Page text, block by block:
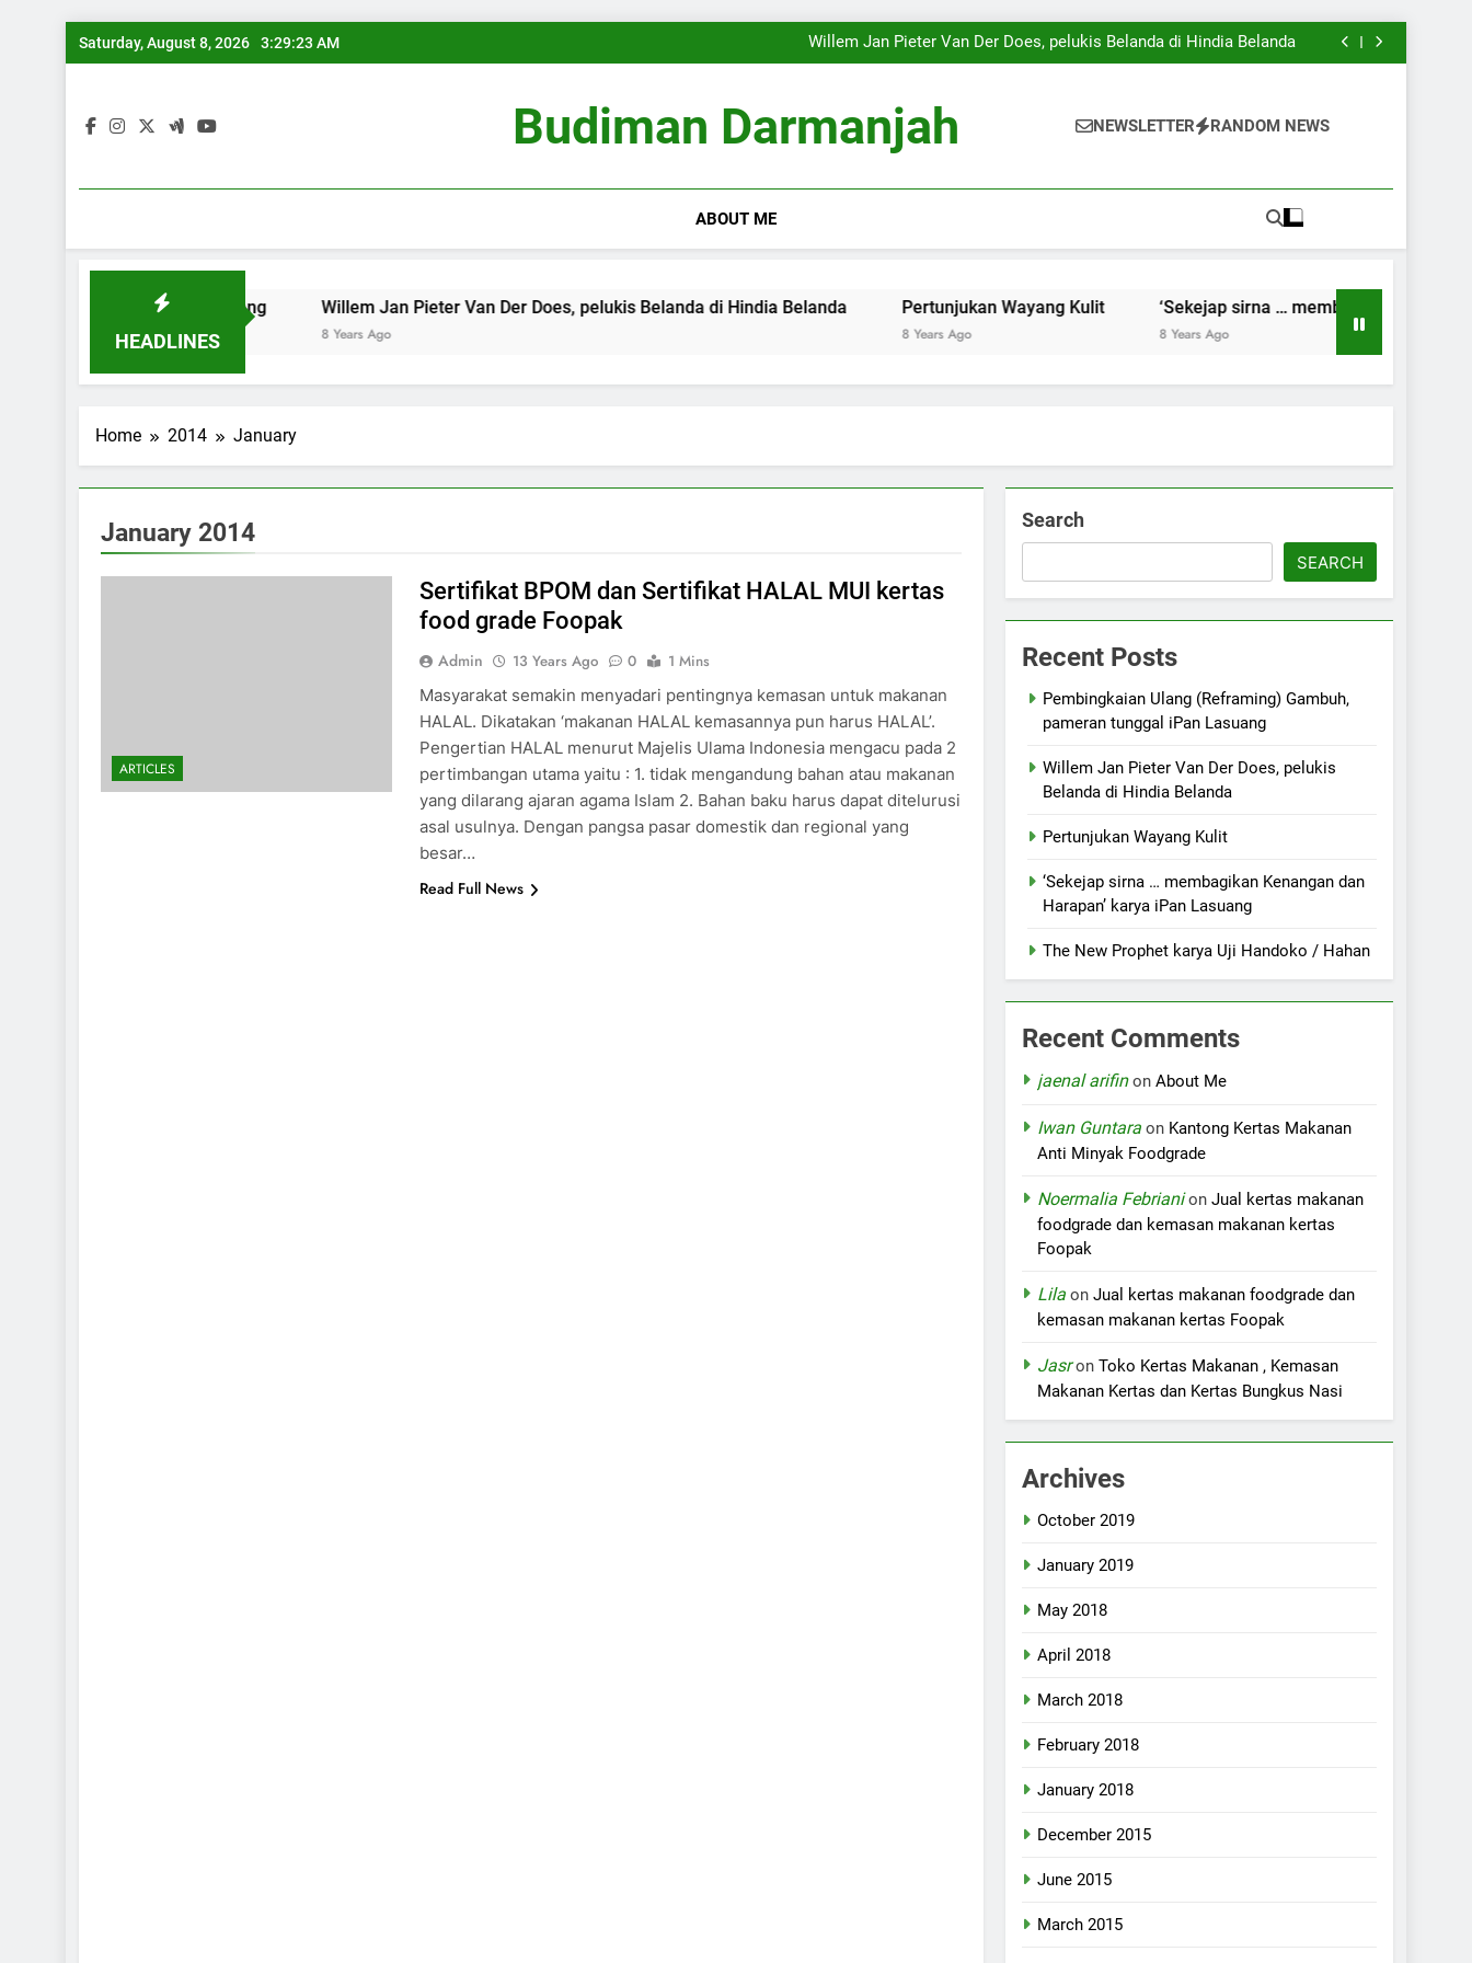
Skip
to
Saturday, August 8, 2026 3:29:24 AM
Pembingkaian Ulang (Reframing) Gambuh, pameran tunggal iPan Lasuang
Willem Jan Pieter Van Der Does, pelukis Belanda di Hindia Belanda
Pertunjukan Wayang Kulit
Willem Jan Pieter Van Der Does, pelukis Belanda di Hindia Belanda
Pertunjukan Wayang Kulit
Budiman Darmanjah NEWSLETTER RANDOM NEWS
ABOUT ME
HEADLINES
tunggal iPan Lasuang Willem Jan Pieter Van Der Does, pelukis Belanda di Hindia Belanda
8 Years Ago
Pertunjukan Wayang Kulit
8 Years Ago
‘Sekejap sirna … membagikan Kenangan dan
8 Years Ago
Home 2014 January
January 2014
ARTICLES
Sertifikat BPOM dan Sertifikat HALAL MUI kertas
food grade Foopak
Admin 13 Years Ago 0
1 Mins
Masyarakat semakin menyadari pentingnya kemasan untuk makanan
HALAL. Dikatakan ‘makanan HALAL kemasannya pun harus HALAL’.
Pengertian HALAL menurut Majelis Ulama Indonesia mengacu pada 2
pertimbangan utama yaitu : 1. tidak mengandung bahan atau makanan
yang dilarang ajaran agama Islam 2. Bahan baku harus dapat ditelurusi
asal usulnya. Dengan pangsa pasar domestik dan regional yang
besar…
Read Full News
Search
SEARCH
Recent Posts
Pembingkaian Ulang (Reframing) Gambuh,
pameran tunggal iPan Lasuang
Willem Jan Pieter Van Der Does, pelukis
Belanda di Hindia Belanda
Pertunjukan Wayang Kulit
‘Sekejap sirna … membagikan Kenangan dan
Harapan’ karya iPan Lasuang
The New Prophet karya Uji Handoko / Hahan
Recent Comments
jaenal arifinonAbout Me
Iwan Guntara on Kantong Kertas Makanan
Anti Minyak Foodgrade
Noermalia FebrianionJual kertas makanan
foodgrade dan kemasan makanan kertas
Foopak
Lila onJual kertas makanan foodgrade dan
kemasan makanan kertas Foopak
JasronToko Kertas Makanan , Kemasan
Makanan Kertas dan Kertas Bungkus Nasi
Archives
October 2019
January 2019
May 2018
April 2018
March 2018
February 2018
January 2018
December 2015
June 2015
March 2015